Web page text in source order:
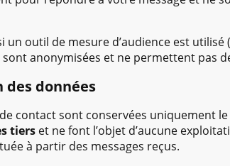
un outil de mesure d’audience est
anonymisées et ne permettent pas
données
contact sont conservées uniquement le
tiers et ne font l’objet d’aucune
à partir des messages reçus.